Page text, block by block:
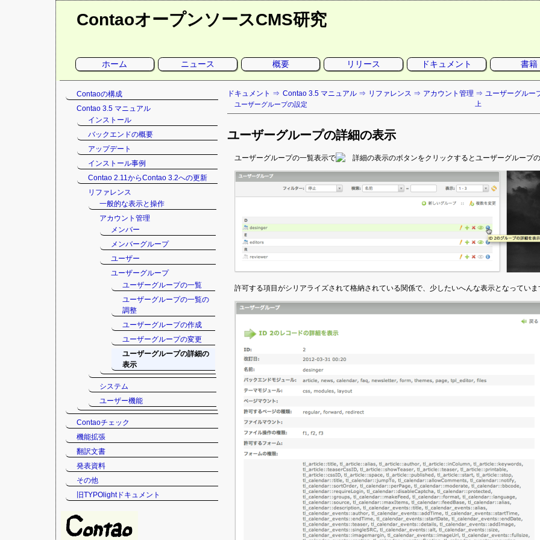
ContaoオープンソースCMS研究
ー
ホーム ニュース 概要 リリース ドキュメント 書籍
ドキュメント Contao 3.5 マニュアル リファレンス アカウント管理 ユーザーグルー
ユーザーグループの設定 上
ユーザーグループの詳細の表示
ユーザーグループの一覧表示で のボタンをクリックするとユーザーグループ
許可する項目がシリアライズされて格納されている関係で、少したいへんな表示となっていま
Contaoの構成
Contao 3.5 マニュアル
インストール
バックエンドの概要
アップデート
インストール事例
Contao 2.11からContao 3.2への更新
リファレンス
一般的な表示と操作
アカウント管理
メンバー
メンバーグループ
ユーザー
ユーザーグループ
ユーザーグループの一覧
ユーザーグループの一覧の
調整
ユーザーグループの作成
ユーザーグループの変更
ユーザーグループの詳細の
表示
システム
ユーザー機能
Contaoチェック
機能拡張
翻訳文書
発表資料
その他
旧TYPOlightドキュメント